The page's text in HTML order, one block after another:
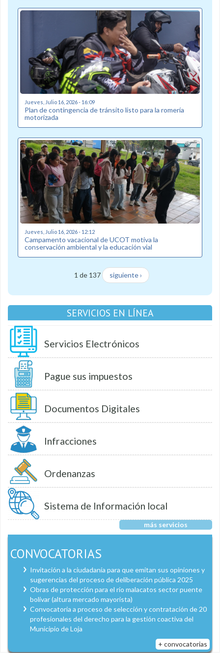
Jueves, Julio 16, 2026 - 16:09
Plan de contingencia de tránsito listo para la romería
motorizada
Jueves, Julio 16, 2026 - 12:12
Campamento vacacional de UCOT motiva la
conservación ambiental y la educación vial
1 de 137 siguiente ›
SERVICIOS EN LÍNEA
Servicios Electrónicos
Pague sus impuestos
Documentos Digitales
Infracciones
Ordenanzas
Sistema de Información local
más servicios
CONVOCATORIAS
Invitación a la ciudadanía para que emitan sus opiniones y
sugerencias del proceso de deliberación pública 2025
Obras de protección para el río malacatos sector puente
bolívar (altura mercado mayorista)
Convocatoria a proceso de selección y contratación de 20
profesionales del derecho para la gestión coactiva del
Municipio de Loja
+ convocatorias